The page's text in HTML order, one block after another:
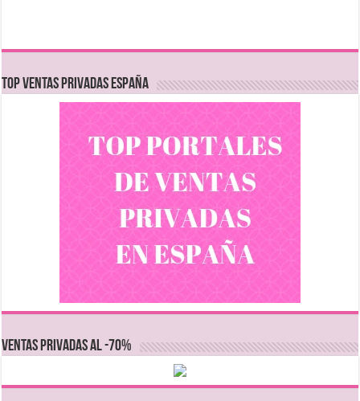
TOP VENTAS PRIVADAS ESPAÑA
VENTAS PRIVADAS AL -70%